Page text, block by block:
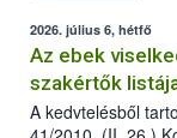
2026. július 6, hétfő
Az ebek
szakértők
A kedvtelésből